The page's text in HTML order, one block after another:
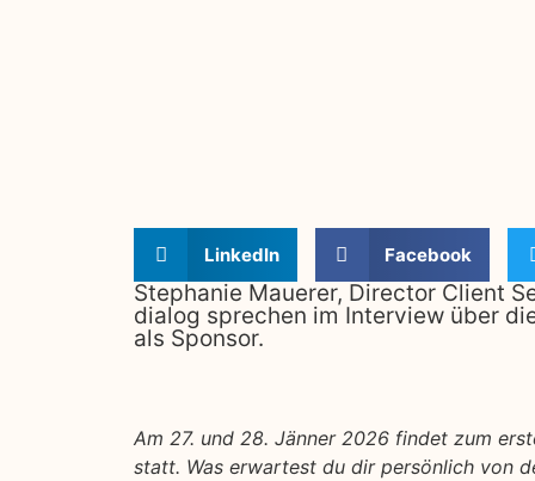
LinkedIn Facebook
Stephanie Mauerer, Director Client
dialog sprechen im Interview über
als Sponsor.
Am 27. und 28. Jänner 2026 findet zum
statt. Was erwartest du dir persönlich von